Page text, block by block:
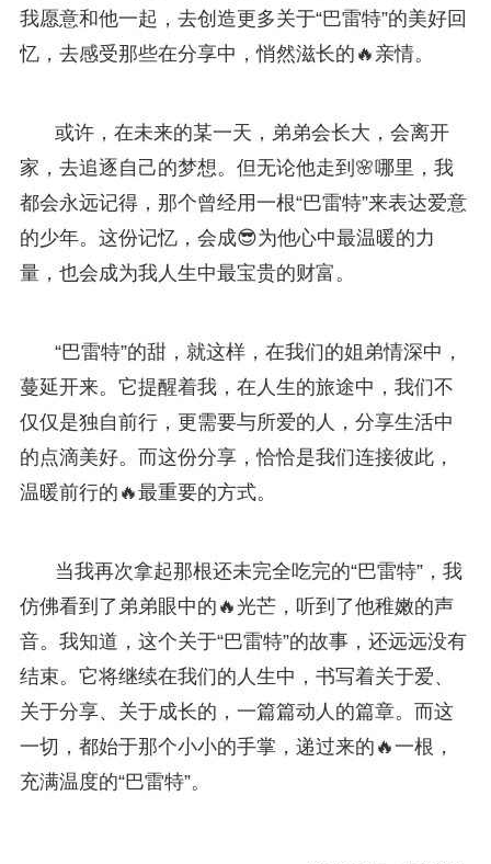
我愿意和他一起，去创造更多关于“巴雷特”的美好回
忆，去感受那些在分享中，悄然滋长的🔥亲情。
或许，在未来的某一天，弟弟会长大，会离开
家，去追逐自己的梦想。但无论他走到🌸哪里，我
都会永远记得，那个曾经用一根“巴雷特”来表达爱意
的少年。这份记忆，会成😎为他心中最温暖的力
量，也会成为我人生中最宝贵的财富。
“巴雷特”的甜，就这样，在我们的姐弟情深中，
蔓延开来。它提醒着我，在人生的旅途中，我们不
仅仅是独自前行，更需要与所爱的人，分享生活中
的点滴美好。而这份分享，恰恰是我们连接彼此，
温暖前行的🔥最重要的方式。
当我再次拿起那根还未完全吃完的“巴雷特”，我
仿佛看到了弟弟眼中的🔥光芒，听到了他稚嫩的声
音。我知道，这个关于“巴雷特”的故事，还远远没有
结束。它将继续在我们的人生中，书写着关于爱、
关于分享、关于成长的，一篇篇动人的篇章。而这
一切，都始于那个小小的手掌，递过来的🔥一根，
充满温度的“巴雷特”。